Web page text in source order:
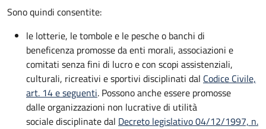
Sono quindi consentite:
le lotterie, le tombole e le pesche o banchi di
beneficenza promosse da enti morali, associazioni e
comitati senza fini di lucro e con scopi assistenziali,
culturali, ricreativi e sportivi disciplinati dal Codice Civile,
art. 14 e seguenti. Possono anche essere promosse
dalle organizzazioni non lucrative di utilità
sociale disciplinate dal Decreto legislativo 04/12/1997, n.